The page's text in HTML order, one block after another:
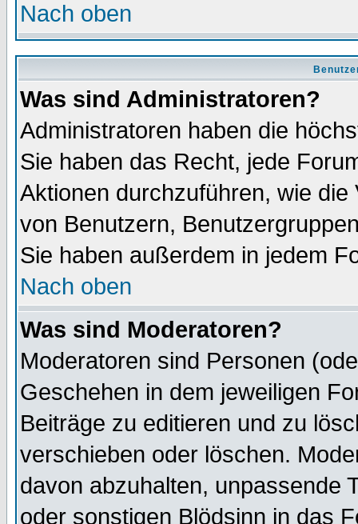
Nach oben
Was sind Administratoren?
Administratoren haben die
Sie haben das Recht, jede
Aktionen durchzuführen, wie
von Benutzern,
Sie haben außerdem in jedem
Nach oben
Was sind Moderatoren?
Moderatoren sind Personen
Geschehen in dem jeweiligen
Beiträge zu editieren und zu
verschieben oder löschen.
davon abzuhalten, unpassende
oder sonstigen Blödsinn in das